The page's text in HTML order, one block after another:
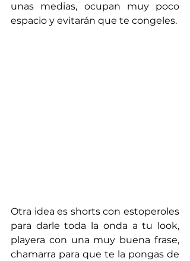
unas medias, ocupan muy poco
espacio y evitarán que te congeles.
Otra idea es shorts con estoperoles
para darle toda la onda a tu look,
playera con una muy buena frase,
chamarra para que te la pongas de